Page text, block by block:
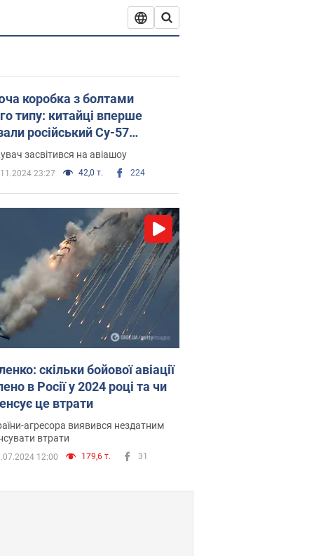
коробка з болтами
типу: китайці вперше
російський Су-57
Фото і відео
засвітився на авіашоу
23:27 42,0 т. 224
скільки бойової авіації
в Росії у 2024 році та чи
це втрати
агресора виявився нездатним
втрати
12:00 179,6 т. 31